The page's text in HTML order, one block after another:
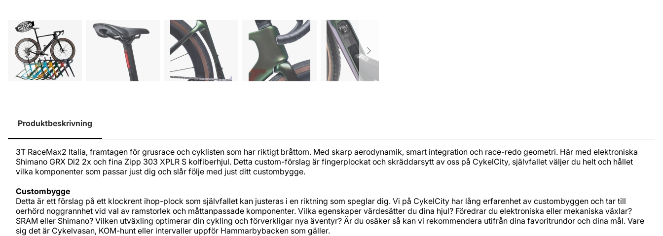
Produktbeskrivning
3T RaceMax2 Italia, framtagen för grusrace och cyklisten som har riktigt bråttom. Med skarp aerodynamik, smart integration och race-redo geometri. Här med elektroniska
Shimano GRX Di2 2x och fina Zipp 303 XPLR S kolfiberhjul. Detta custom-förslag är fingerplockat och skräddarsytt av oss på CykelCity, självfallet väljer du helt och hållet
vilka komponenter som passar just dig och slår följe med just ditt custombygge.
Custombygge
Detta är ett förslag på ett klockrent ihop-plock som självfallet kan justeras i en riktning som speglar dig. Vi på CykelCity har lång erfarenhet av custombyggen och tar till
oerhörd noggrannhet vid val av ramstorlek och måttanpassade komponenter. Vilka egenskaper värdesätter du dina hjul? Föredrar du elektroniska eller mekaniska växlar?
SRAM eller Shimano? Vilken utväxling optimerar din cykling och förverkligar nya äventyr? Är du osäker så kan vi rekommendera utifrån dina favoritrundor och dina mål. Vare
sig det är Cykelvasan, KOM-hunt eller intervaller uppför Hammarbybacken som gäller.